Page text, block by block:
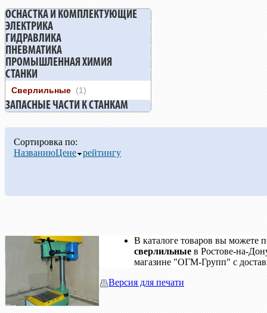
ОСНАСТКА И КОМПЛЕКТУЮЩИЕ
ЭЛЕКТРИКА
ГИДРАВЛИКА
ПНЕВМАТИКА
ПРОМЫШЛЕННАЯ ХИМИЯ
СТАНКИ
Сверлильные (1)
ЗАПАСНЫЕ ЧАСТИ К СТАНКАМ
Сортировка по:
НазваниюЦене рейтингу
В каталоге товаров вы можете
сверлильные в Ростове-на-
магазине "ОГМ-Групп" с
Версия для печати